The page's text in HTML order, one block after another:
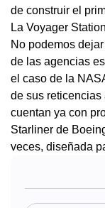
de construir el
La Voyager
No podemos
de las agencias
el caso de la
de sus
cuentan ya con
Starliner de
veces, diseñada